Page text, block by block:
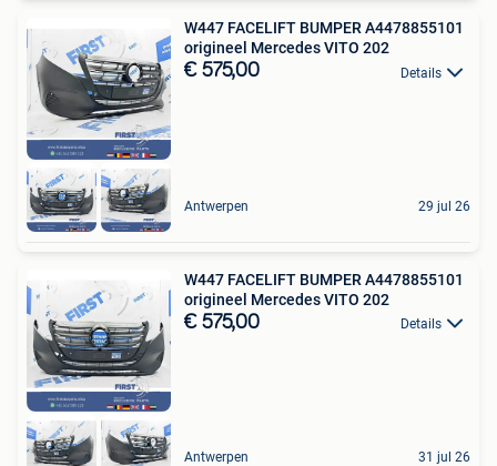
W447 FACELIFT BUMPER A4478855101
origineel Mercedes VITO 202
€ 575,00 Details
Antwerpen 29 jul 26
W447 FACELIFT BUMPER A4478855101
origineel Mercedes VITO 202
€ 575,00 Details
Antwerpen 31 jul 26